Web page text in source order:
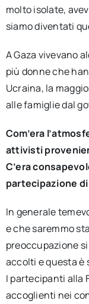
molto isolate,
siamo diventati
A Gaza vivevano
più donne che
Ucraina, la
alle famiglie dal
Com’era
attivisti
C’era
partecipazione
In generale
e che saremmo
preoccupazione
accolti e questa è
I partecipanti alla
accoglienti nei